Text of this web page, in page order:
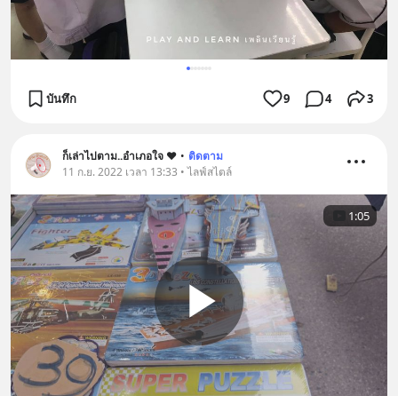
บันทึก 9 4 3
ก็เล่าไปตาม..อำเภอใจ ❤️ • ติดตาม
11 ก.ย. 2022 เวลา 13:33 • ไลฟ์สไตล์
1:05